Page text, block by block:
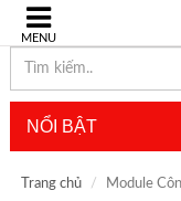
MENU
NỔI BẬT
Trang chủ Module